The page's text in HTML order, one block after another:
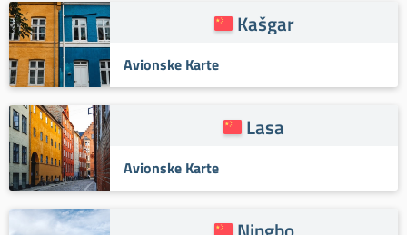
Kašgar
Avionske Karte
Lasa
Avionske Karte